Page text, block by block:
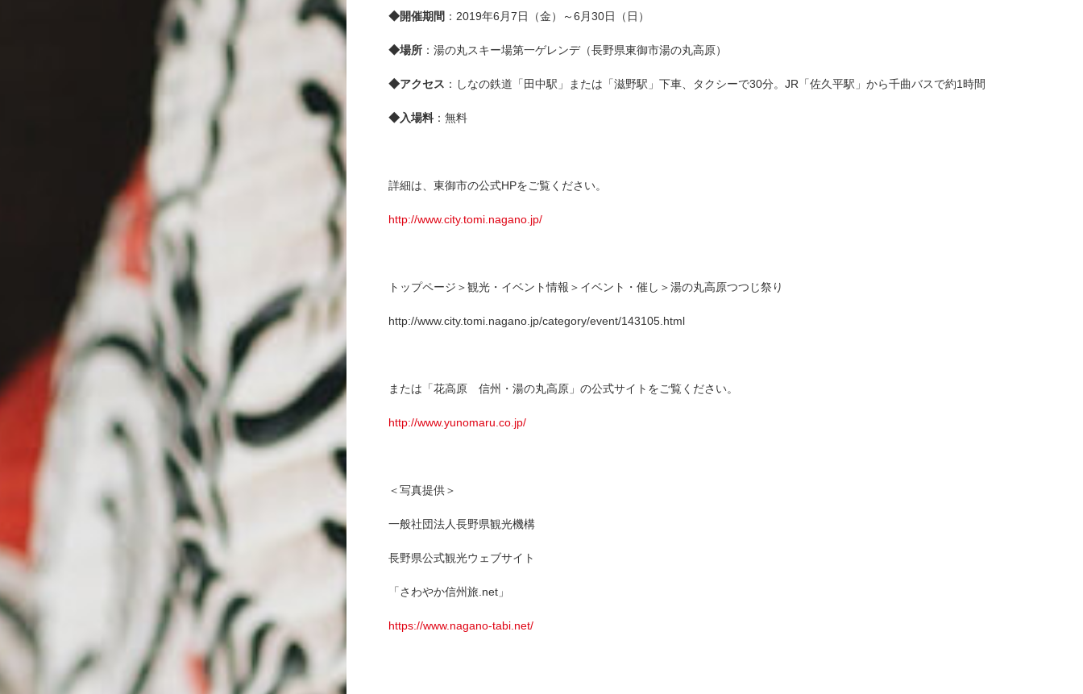
◆開催期間 ：2019年6月7日（金）～6月30日（日）
◆場所 ：湯の丸スキー場第一ゲレンデ（長野県東御市湯の丸高原）
◆アクセス ：しなの鉄道「田中駅」または「滋野駅」下車、タクシーで30分。JR「佐久平駅」から千曲バスで約1時間
◆入場料 ：無料
詳細は、東御市の公式HPをご覧ください。
http://www.city.tomi.nagano.jp/
トップページ＞観光・イベント情報＞イベント・催し＞湯の丸高原つつじ祭り
http://www.city.tomi.nagano.jp/category/event/143105.html
または「花高原 信州・湯の丸高原」の公式サイトをご覧ください。
http://www.yunomaru.co.jp/
＜写真提供＞
一般社団法人長野県観光機構
長野県公式観光ウェブサイト
「さわやか信州旅.net」
https://www.nagano-tabi.net/